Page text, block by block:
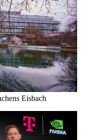
Eisbach